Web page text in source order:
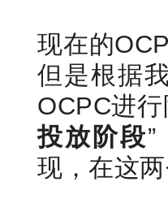
现在的
但是根据
OCPC进
投放阶段
现，在这